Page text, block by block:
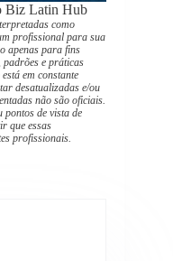
Biz Latin Hub
como
profissional para sua
apenas para fins
padrões e práticas
em constante
desatualizadas e/ou
não são oficiais.
pontos de vista de
que essas
profissionais.